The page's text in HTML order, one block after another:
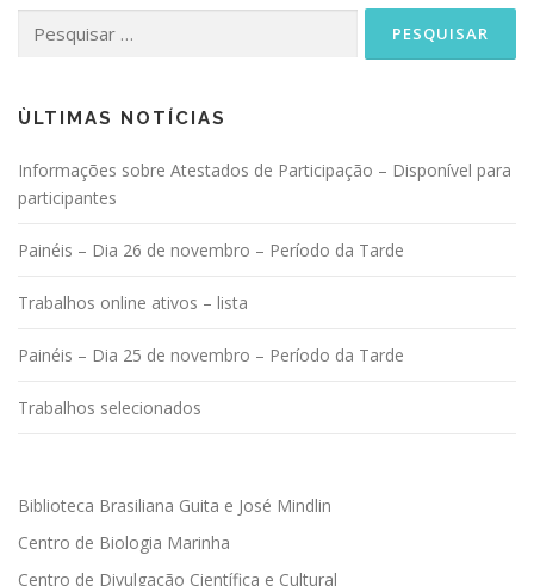
por:
ÙLTIMAS NOTÍCIAS
Informações sobre Atestados de Participação – Disponível para
participantes
Painéis – Dia 26 de novembro – Período da Tarde
Trabalhos online ativos – lista
Painéis – Dia 25 de novembro – Período da Tarde
Trabalhos selecionados
Biblioteca Brasiliana Guita e José Mindlin
Centro de Biologia Marinha
Centro de Divulgação Científica e Cultural